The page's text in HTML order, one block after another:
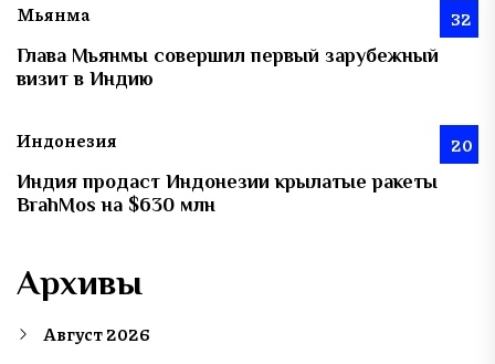
Мьянма 32
Глава Мьянмы совершил первый зарубежный
визит в Индию
Индонезия 20
Индия продаст Индонезии крылатые ракеты
BrahMos на $630 млн
Архивы
Август 2026